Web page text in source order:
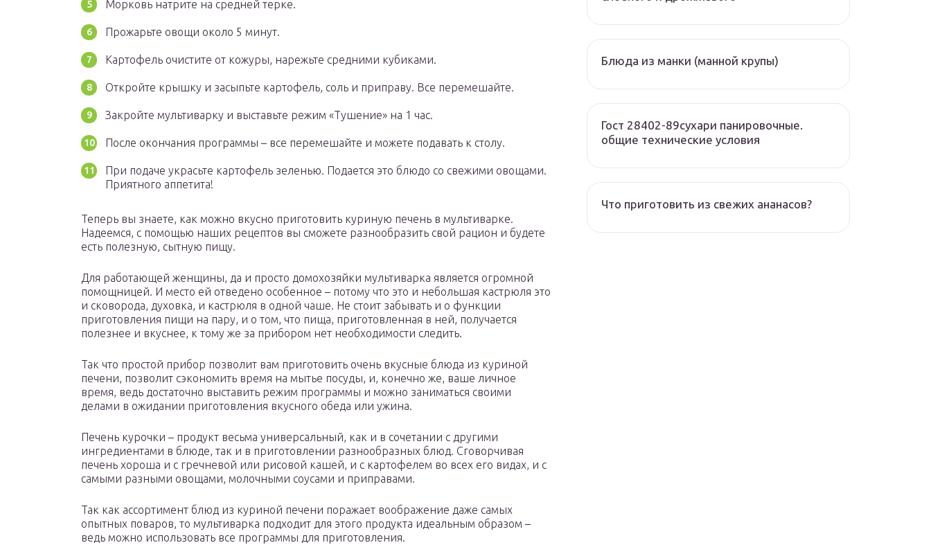
Морковь натрите на средней терке.
Прожарьте овощи около 5 минут.
Картофель очистите от кожуры, нарежьте средними кубиками.
Откройте крышку и засыпьте картофель, соль и приправу. Все перемешайте.
Закройте мультиварку и выставьте режим «Тушение» на 1 час.
После окончания программы – все перемешайте и можете подавать к столу.
При подаче украсьте картофель зеленью. Подается это блюдо со свежими овощами.
Приятного аппетита!
Теперь вы знаете, как можно вкусно приготовить куриную печень в мультиварке.
Надеемся, с помощью наших рецептов вы сможете разнообразить свой рацион и будете
есть полезную, сытную пищу.
Для работающей женщины, да и просто домохозяйки мультиварка является огромной
помощницей. И место ей отведено особенное – потому что это и небольшая кастрюля это
и сковорода, духовка, и кастрюля в одной чаше. Не стоит забывать и о функции
приготовления пищи на пару, и о том, что пища, приготовленная в ней, получается
полезнее и вкуснее, к тому же за прибором нет необходимости следить.
Так что простой прибор позволит вам приготовить очень вкусные блюда из куриной
печени, позволит сэкономить время на мытье посуды, и, конечно же, ваше личное
время, ведь достаточно выставить режим программы и можно заниматься своими
делами в ожидании приготовления вкусного обеда или ужина.
Печень курочки – продукт весьма универсальный, как и в сочетании с другими
ингредиентами в блюде, так и в приготовлении разнообразных блюд. Сговорчивая
печень хороша и с гречневой или рисовой кашей, и с картофелем во всех его видах, и с
самыми разными овощами, молочными соусами и приправами.
Так как ассортимент блюд из куриной печени поражает воображение даже самых
опытных поваров, то мультиварка подходит для этого продукта идеальным образом –
ведь можно использовать все программы для приготовления.
Блюда из манки (манной крупы)
Гост 28402-89сухари панировочные.
общие технические условия
Что приготовить из свежих ананасов?